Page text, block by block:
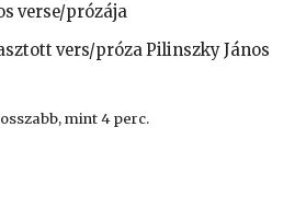
verse/prózája
vers/próza Pilinszky János
mint 4 perc.